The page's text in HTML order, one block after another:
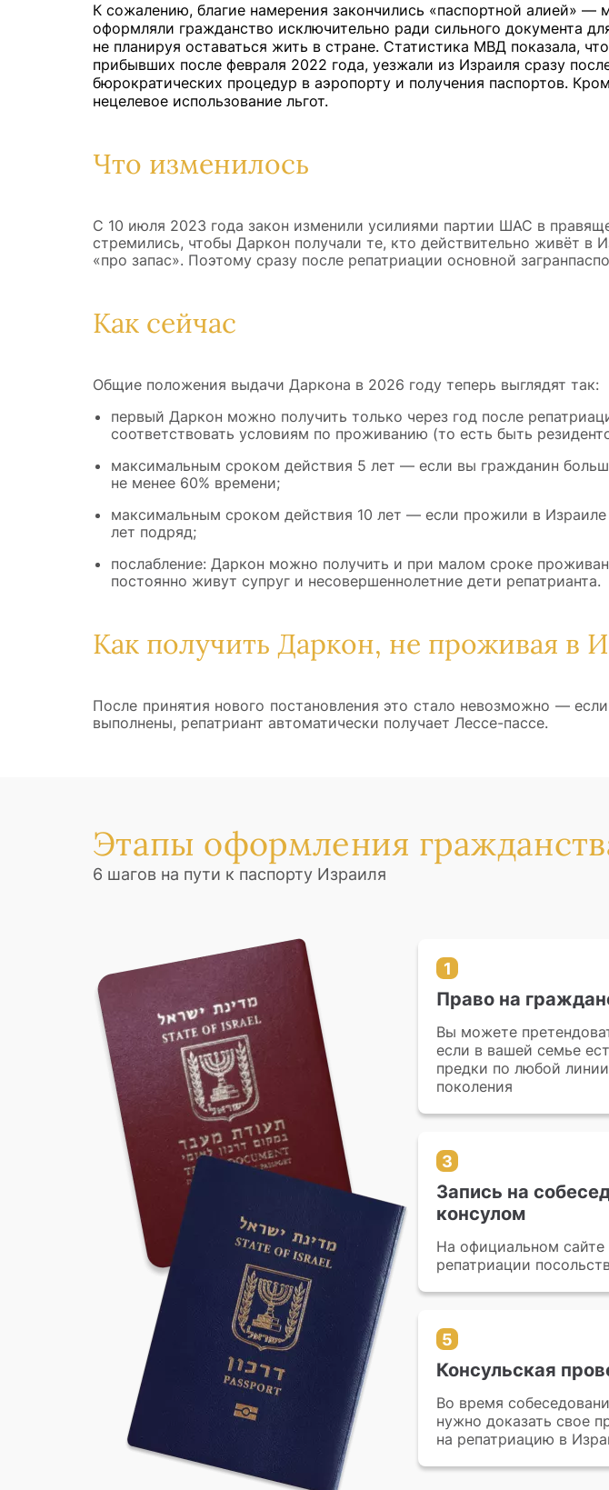
К сожалению, благие намерения закончились «паспортной алией» —
оформляли гражданство исключительно ради сильного документа
не планируя оставаться жить в стране. Статистика МВД показала,
прибывших после февраля 2022 года, уезжали из Израиля сразу
бюрократических процедур в аэропорту и получения паспортов.
нецелевое использование льгот.
Что изменилось
С 10 июля 2023 года закон изменили усилиями партии ШАС в
стремились, чтобы Даркон получали те, кто действительно живёт в
«про запас». Поэтому сразу после репатриации основной
Как сейчас
Общие положения выдачи Даркона в 2026 году теперь выглядят так:
первый Даркон можно получить только через год после
соответствовать условиям по проживанию (то есть быть
максимальным сроком действия 5 лет — если вы гражданин
не менее 60% времени;
максимальным сроком действия 10 лет — если прожили в
лет подряд;
послабление: Даркон можно получить и при малом сроке
постоянно живут супруг и несовершеннолетние дети репатрианта.
Как получить Даркон, не проживая в
После принятия нового постановления это стало невозможно —
выполнены, репатриант автоматически получает Лессе-пассе.
Этапы оформления
6 шагов на пути к паспорту Израиля
1
Право на
Вы можете
если в вашей семье
предки по любой
поколения
3
Запись на
консулом
На официальном сайте
репатриации
5
Консульская
Во время
нужно доказать свое
на репатриацию в